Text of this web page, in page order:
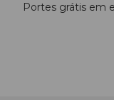
Portes grátis em